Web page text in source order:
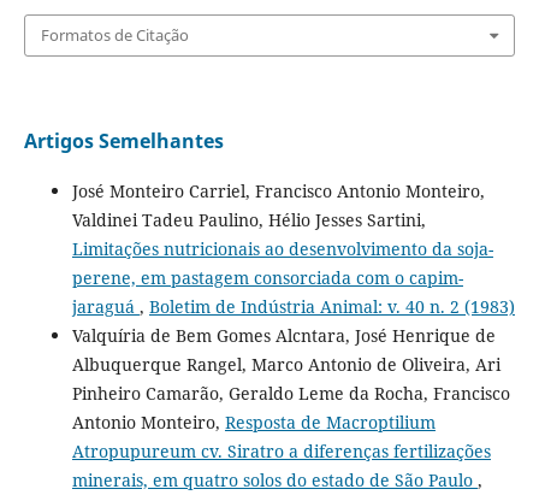
Formatos de Citação
Artigos Semelhantes
José Monteiro Carriel, Francisco Antonio Monteiro,
Valdinei Tadeu Paulino, Hélio Jesses Sartini,
Limitações nutricionais ao desenvolvimento da soja-
perene, em pastagem consorciada com o capim-
jaraguá , Boletim de Indústria Animal: v. 40 n. 2 (1983)
Valquíria de Bem Gomes Alcntara, José Henrique de
Albuquerque Rangel, Marco Antonio de Oliveira, Ari
Pinheiro Camarão, Geraldo Leme da Rocha, Francisco
Antonio Monteiro, Resposta de Macroptilium
Atropupureum cv. Siratro a diferenças fertilizações
minerais, em quatro solos do estado de São Paulo ,